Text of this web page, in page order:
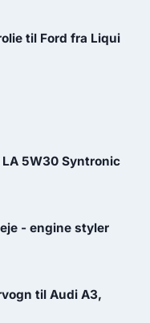
til Ford fra Liqui
LA 5W30 Syntronic
kr..
- engine styler
til Audi A3,